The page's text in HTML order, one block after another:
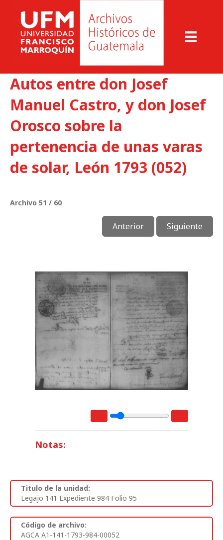
Autos entre don Josef
Manuel Castro, y don Josef
Orosco sobre la
pertenencia de unas varas
de solar, León 1793 (052)
Archivo 51 / 60
Anterior Siguiente
Notas:
Titulo de la unidad:
Legajo 141 Expediente 984 Folio 95
Código de archivo:
AGCA A1-141-1793-984-00052